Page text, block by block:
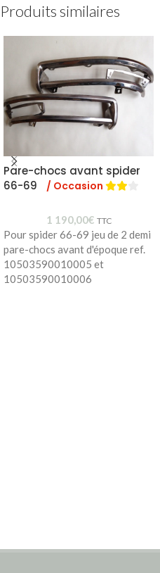
Produits similaires
Pare-chocs avant spider
66-69
/ Occasion
1 190,00€ TTC
Pour spider 66-69 jeu de 2 demi
pare-chocs avant d'époque ref.
10503590010005 et
10503590010006